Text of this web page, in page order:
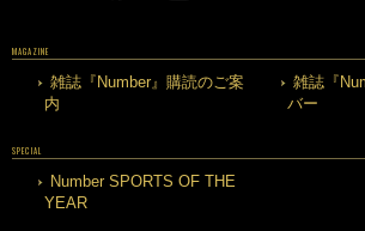
MAGAZINE
雑誌『Number』購読のご案
内
雑誌『
バー
SPECIAL
Number SPORTS OF THE
YEAR